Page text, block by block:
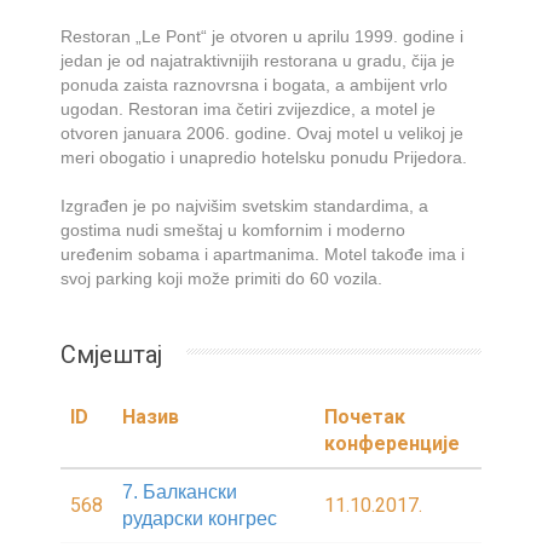
Restoran „Le Pont“ je otvoren u aprilu 1999. godine i
jedan je od najatraktivnijih restorana u gradu, čija je
ponuda zaista raznovrsna i bogata, a ambijent vrlo
ugodan. Restoran ima četiri zvijezdice, a motel je
otvoren januara 2006. godine. Ovaj motel u velikoj je
meri obogatio i unapredio hotelsku ponudu Prijedora.
Izgrađen je po najvišim svetskim standardima, a
gostima nudi smeštaj u komfornim i moderno
uređenim sobama i apartmanima. Motel takođe ima i
svoj parking koji može primiti do 60 vozila.
Смјештај
ID Назив
Почетак
конференције
568
7. Балкански
рударски конгрес
11.10.2017.